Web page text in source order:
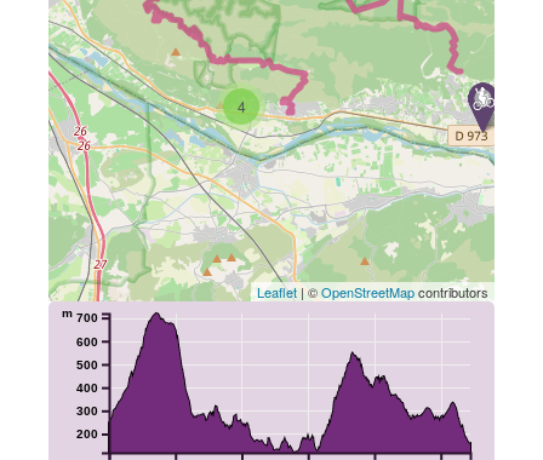
4
Leaflet| ©OpenStreetMapcontributors
200
300
400
500
600
700
m